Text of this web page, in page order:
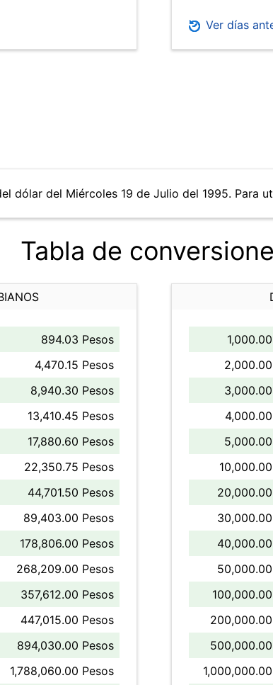
Ver días
dólar del Miércoles 19 de Julio del 1995. Para
Tabla de
894.03 Pesos
4,470.15 Pesos
8,940.30 Pesos
13,410.45 Pesos
17,880.60 Pesos
22,350.75 Pesos
44,701.50 Pesos
89,403.00 Pesos
178,806.00 Pesos
268,209.00 Pesos
357,612.00 Pesos
447,015.00 Pesos
894,030.00 Pesos
1,788,060.00 Pesos